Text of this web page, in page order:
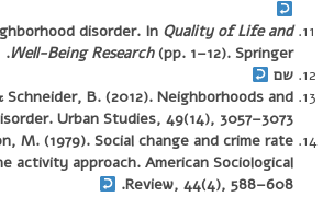
disorder. In Quality ofLifeand
Well-Being Research(pp. 1–12). Springer.
שם
B. (2012). Neighborhoods and
Urban Studies, 49(14), 3057–3073
M. (1979). Social change and crime rate
activity approach. American Sociological
Review, 44(4), 588–608.